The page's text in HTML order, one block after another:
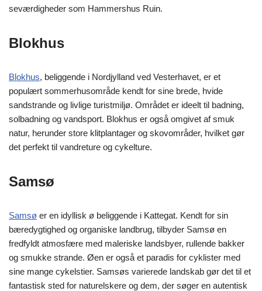
seværdigheder som Hammershus Ruin.
Blokhus
Blokhus, beliggende i Nordjylland ved Vesterhavet, er et
populært sommerhusområde kendt for sine brede, hvide
sandstrande og livlige turistmiljø. Området er ideelt til badning,
solbadning og vandsport. Blokhus er også omgivet af smuk
natur, herunder store klitplantager og skovområder, hvilket gør
det perfekt til vandreture og cykelture.
Samsø
Samsø er en idyllisk ø beliggende i Kattegat. Kendt for sin
bæredygtighed og organiske landbrug, tilbyder Samsø en
fredfyldt atmosfære med maleriske landsbyer, rullende bakker
og smukke strande. Øen er også et paradis for cyklister med
sine mange cykelstier. Samsøs varierede landskab gør det til et
fantastisk sted for naturelskere og dem, der søger en autentisk